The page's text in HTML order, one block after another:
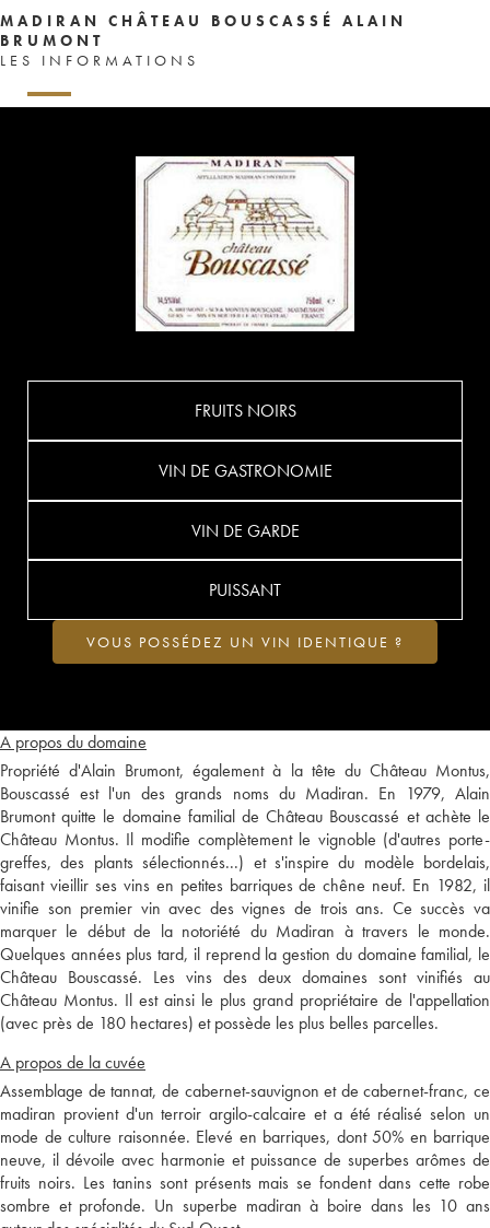
MADIRAN CHÂTEAU BOUSCASSÉ ALAIN
BRUMONT
LES INFORMATIONS
A propos du domaine
Propriété d'Alain Brumont, également à la tête du Château Montus,
Bouscassé est l'un des grands noms du Madiran. En 1979, Alain
Brumont quitte le domaine familial de Château Bouscassé et achète le
Château Montus. Il modifie complètement le vignoble (d'autres porte-
greffes, des plants sélectionnés...) et s'inspire du modèle bordelais,
faisant vieillir ses vins en petites barriques de chêne neuf. En 1982, il
vinifie son premier vin avec des vignes de trois ans. Ce succès va
marquer le début de la notoriété du Madiran à travers le monde.
Quelques années plus tard, il reprend la gestion du domaine familial, le
Château Bouscassé. Les vins des deux domaines sont vinifiés au
Château Montus. Il est ainsi le plus grand propriétaire de l'appellation
(avec près de 180 hectares) et possède les plus belles parcelles.
A propos de la cuvée
Assemblage de tannat, de cabernet-sauvignon et de cabernet-franc, ce
madiran provient d'un terroir argilo-calcaire et a été réalisé selon un
mode de culture raisonnée. Elevé en barriques, dont 50% en barrique
neuve, il dévoile avec harmonie et puissance de superbes arômes de
fruits noirs. Les tanins sont présents mais se fondent dans cette robe
sombre et profonde. Un superbe madiran à boire dans les 10 ans
FRUITS NOIRS
VIN DE GASTRONOMIE
VIN DE GARDE
PUISSANT
VOUS POSSÉDEZ UN VIN IDENTIQUE ?